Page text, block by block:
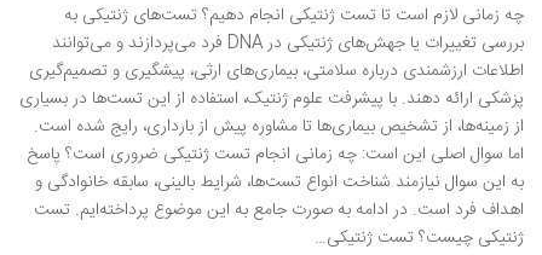
چه زمانی لازم است تا تست ژنتیکی انجام دهیم؟ تست‌های ژنتیکی به
بررسی تغییرات یا جهش‌های ژنتیکی در DNA فرد می‌پردازند و می‌توانند
اطلاعات ارزشمندی درباره سلامتی، بیماری‌های ارثی، پیشگیری و تصمیم‌گیری
پزشکی ارائه دهند. با پیشرفت علوم ژنتیک، استفاده از این تست‌ها در بسیاری
از زمینه‌ها، از تشخیص بیماری‌ها تا مشاوره پیش از بارداری، رایج شده است.
اما سوال اصلی این است: چه زمانی انجام تست ژنتیکی ضروری است؟ پاسخ
به این سوال نیازمند شناخت انواع تست‌ها، شرایط بالینی، سابقه خانوادگی و
اهداف فرد است. در ادامه به صورت جامع به این موضوع پرداخته‌ایم. تست
ژنتیکی چیست؟ تست ژنتیکی…